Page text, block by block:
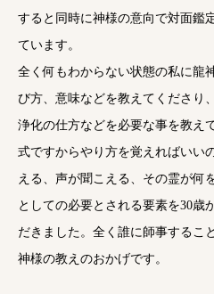
すると同時に神様の意向で対面鑑
ています。
全く何もわからない状態の私に龍
び方、意味などを教えてくださり
浄化の仕方などを必要な事を教え
式ですからやり方を覚えればいい
える、声が聞こえる、その霊が何
としての必要とされる要素を30歳
だきました。全く誰に師事するこ
神様の教えのおかげです。